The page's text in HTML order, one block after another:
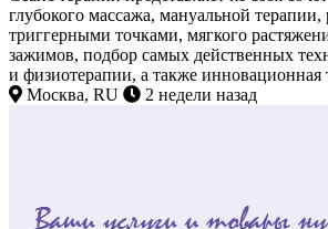
глубокого массажа, мануальной терапии,
триггерными точками, мягкого
зажимов, подбор самых действенных
и физиотерапии, а также инновационная
Москва, RU
2 недели назад